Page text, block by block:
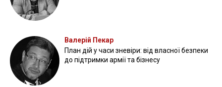
Прикордонники показали знищення ворожої техніки та